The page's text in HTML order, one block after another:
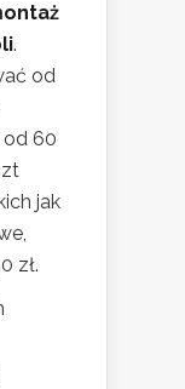
.
od
60
jak
zł.